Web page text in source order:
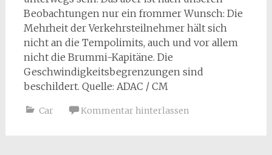
Beobachtungen nur ein frommer Wunsch: Die
Mehrheit der Verkehrsteilnehmer hält sich
nicht an die Tempolimits, auch und vor allem
nicht die Brummi-Kapitäne. Die
Geschwindigkeitsbegrenzungen sind
beschildert. Quelle: ADAC / CM
Car Kommentar hinterlassen